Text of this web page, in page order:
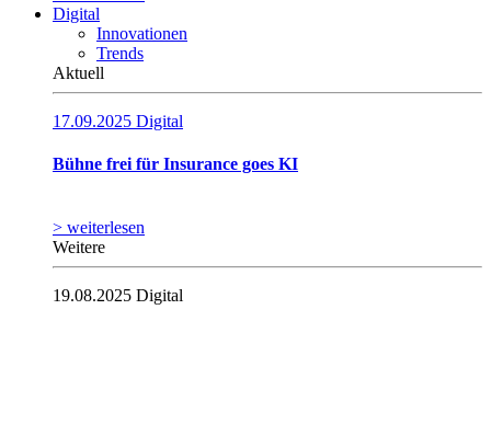
Digital
Innovationen
Trends
Aktuell
17.09.2025 Digital
Bühne frei für Insurance goes KI
> weiterlesen
Weitere
19.08.2025 Digital